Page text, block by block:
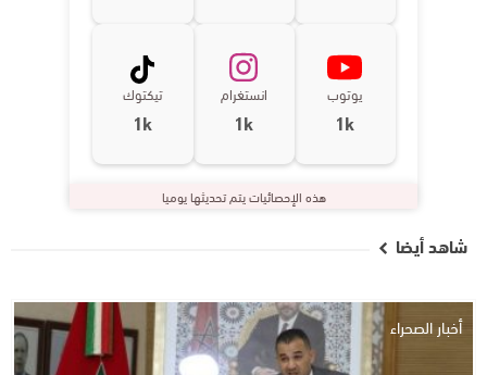
يوتوب
1k
انستغرام
1k
تيكتوك
1k
هذه الإحصائيات يتم تحديثها يوميا
شاهد أيضا
أخبار الصحراء